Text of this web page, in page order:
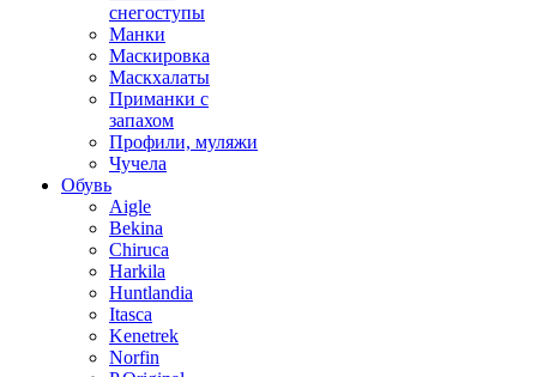
снегоступы
Манки
Маскировка
Маскхалаты
Приманки с
запахом
Профили, муляжи
Чучела
Обувь
Aigle
Bekina
Chiruсa
Harkila
Huntlandia
Itasca
Kenetrek
Norfin